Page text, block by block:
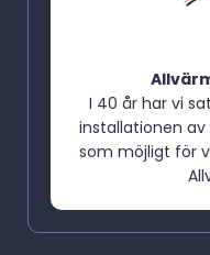
I 40 år har vi
installationen
som möjligt för